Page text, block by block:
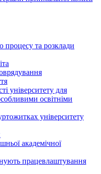
процесу та розклади
університету для
освітніми
університету
академічної
працевлаштування